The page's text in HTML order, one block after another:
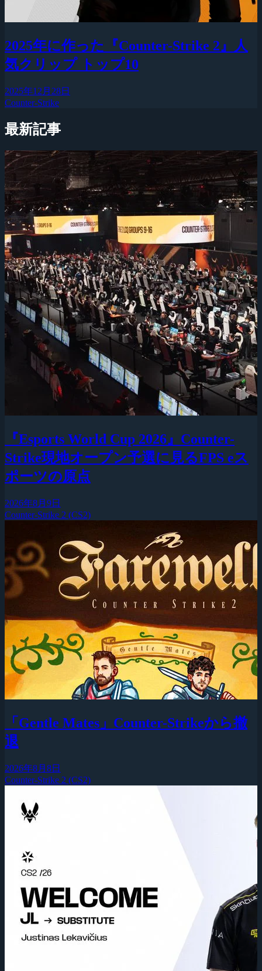
2025年に作った『Counter-Strike 2』人
気クリップ トップ10
2025年12月28日
Counter-Strike
最新記事
『Esports World Cup 2026』Counter-
Strike現地オープン予選に見るFPS eス
ポーツの原点
2026年8月9日
Counter-Strike 2 (CS2)
「Gentle Mates」Counter-Strikeから撤
退
2026年8月8日
Counter-Strike 2 (CS2)